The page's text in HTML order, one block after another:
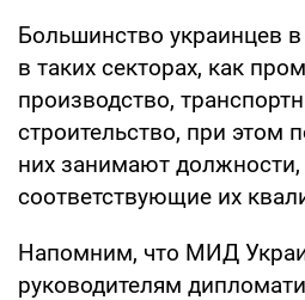
Большинство украинцев
в таких секторах, как
производство,
строительство, при этом
них занимают должности,
соответствующие их
Напомним, что МИД
руководителям